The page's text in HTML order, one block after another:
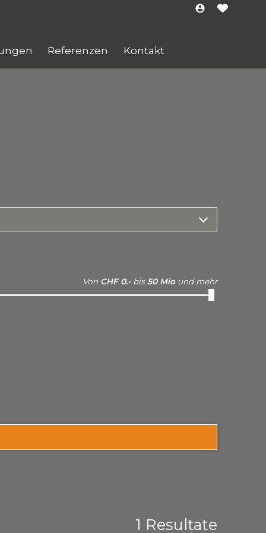
Referenzen Kontakt
Von CHF 0.- bis 50 Mio und mehr
1 Resultate